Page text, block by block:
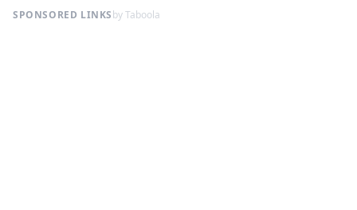
SPONSORED LINKSby Taboola